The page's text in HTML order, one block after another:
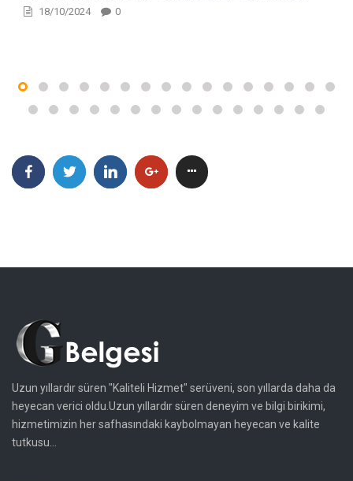
18/10/2024 0
Uzun yıllardır süren "Kaliteli Hizmet" serüveni, son yıllarda daha da
heyecan verici oldu.Uzun yıllardır süren deneyim ve bilgi birikimi,
hizmetimizin her safhasındaki kaybolmayan heyecan ve kalite
tutkusu...